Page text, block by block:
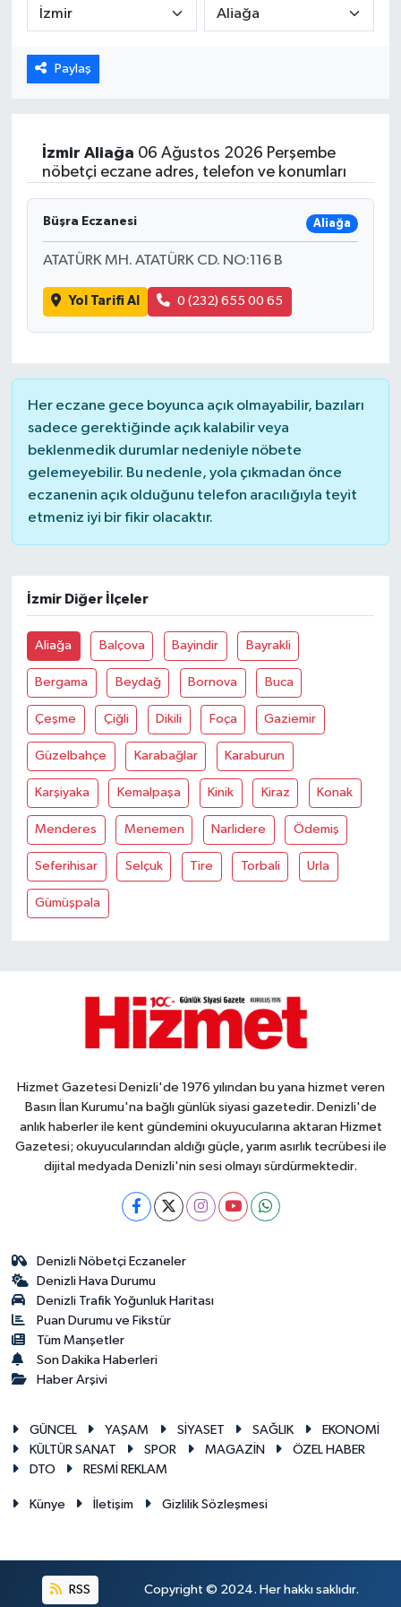
Paylaş
İzmir Aliağa 06 Ağustos 2026 Perşembe
nöbetçi eczane adres, telefon ve konumları
Büşra Eczanesi Aliağa
ATATÜRK MH. ATATÜRK CD. NO:116 B
Yol Tarifi Al 0 (232) 655 00 65
Her eczane gece boyunca açık olmayabilir, bazıları
sadece gerektiğinde açık kalabilir veya
beklenmedik durumlar nedeniyle nöbete
gelemeyebilir. Bu nedenle, yola çıkmadan önce
eczanenin açık olduğunu telefon aracılığıyla teyit
etmeniz iyi bir fikir olacaktır.
İzmir Diğer İlçeler
Aliağa Balçova Bayindir Bayrakli
Bergama Beydağ Bornova Buca
Çeşme Çiğli Dikili Foça Gaziemir
Güzelbahçe Karabağlar Karaburun
Karşiyaka Kemalpaşa Kinik Kiraz Konak
Menderes Menemen Narlidere Ödemiş
Seferihisar Selçuk Tire Torbali Urla
Gümüşpala
Hizmet Gazetesi Denizli'de 1976 yılından bu yana hizmet veren
Basın İlan Kurumu'na bağlı günlük siyasi gazetedir. Denizli'de
anlık haberler ile kent gündemini okuyucularına aktaran Hizmet
Gazetesi; okuyucularından aldığı güçle, yarım asırlık tecrübesi ile
dijital medyada Denizli'nin sesi olmayı sürdürmektedir.
Denizli Nöbetçi Eczaneler
Denizli Hava Durumu
Denizli Trafik Yoğunluk Haritası
Puan Durumu ve Fikstür
Tüm Manşetler
Son Dakika Haberleri
Haber Arşivi
GÜNCEL YAŞAM SİYASET SAĞLIK
EKONOMİ
KÜLTÜR SANAT
SPOR MAGAZİN
ÖZEL HABER
DTO
RESMİ REKLAM
Künye İletişim Gizlilik Sözleşmesi
RSS Copyright © 2024. Her hakkı saklıdır.
ÖZEL HABER
DTO